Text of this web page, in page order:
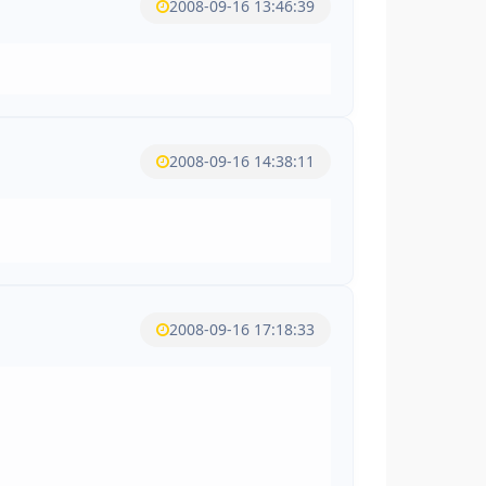
2008-09-16 13:46:39
2008-09-16 14:38:11
2008-09-16 17:18:33